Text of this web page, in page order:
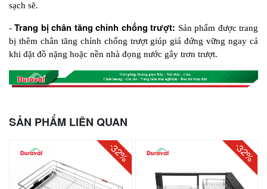
sạch sẽ.
- Trang bị chân tăng chỉnh chống trượt: Sản phẩm được trang
bị thêm chân tăng chỉnh chống trượt giúp giá đứng vững ngay cả
khi đặt đồ nặng hoặc nền nhà đọng nước gây trơn trượt.
SẢN PHẨM LIÊN QUAN
-32% -32%